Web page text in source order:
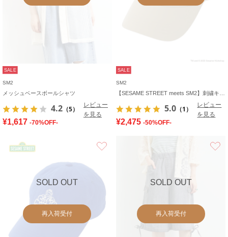
SALE
SM2
メッシュベースボールシャツ
4.2 （5）
レビュー
を見る
¥1,617 -70%OFF-
SALE
SM2
5.0 （1）
レビュー
を見る
¥2,475 -50%OFF-
SOLD OUT
再入荷受付
SOLD OUT
再入荷受付